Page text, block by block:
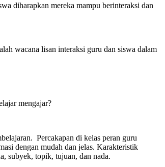
diharapkan mereka mampu berinteraksi dan
wacana lisan interaksi guru dan siswa dalam
mengajar?
Percakapan di kelas peran guru
dengan mudah dan jelas. Karakteristik
subyek, topik, tujuan, dan nada.